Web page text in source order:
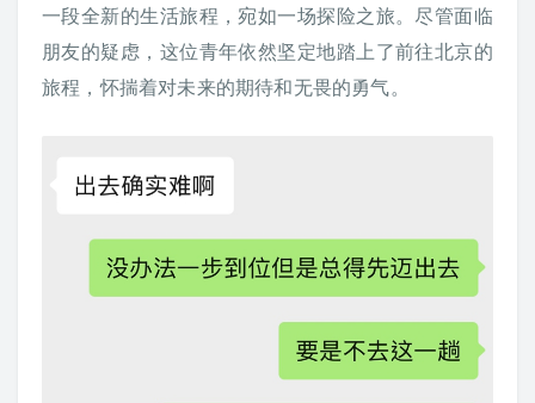
一段全新的生活旅程，宛如一场探险之旅。尽管面临
朋友的疑虑，这位青年依然坚定地踏上了前往北京的
旅程，怀揣着对未来的期待和无畏的勇气。